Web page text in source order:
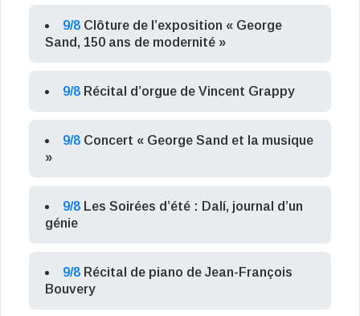
9/8 Clôture de l’exposition « George
Sand, 150 ans de modernité »
9/8 Récital d’orgue de Vincent Grappy
9/8 Concert « George Sand et la musique
»
9/8 Les Soirées d’été : Dalí, journal d’un
génie
9/8 Récital de piano de Jean-François
Bouvery